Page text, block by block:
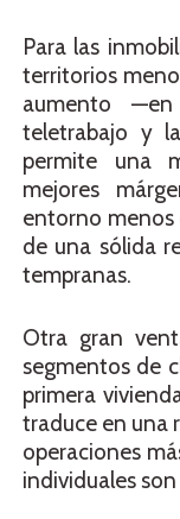
Para las
territorios
aumento
teletrabajo y
permite una
mejores
entorno
de una sólida
tempranas.
Otra gran
segmentos de
primera
traduce en una
operaciones
individuales